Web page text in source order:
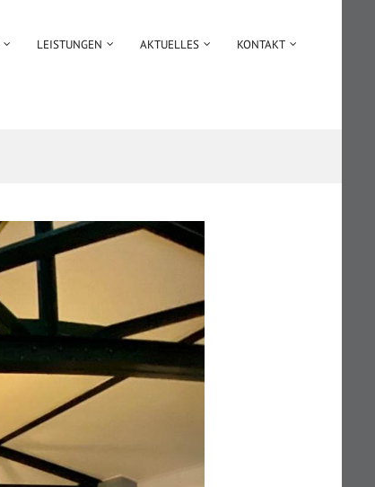
LEISTUNGEN AKTUELLES KONTAKT